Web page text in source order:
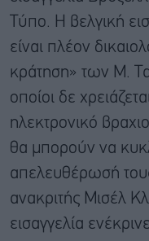
Τύπο. Η βελγική
είναι πλέον
κράτηση» των Μ.
οποίοι δε
ηλεκτρονικό
θα μπορούν να
απελευθέρωσή
ανακριτής Μισέλ
εισαγγελία